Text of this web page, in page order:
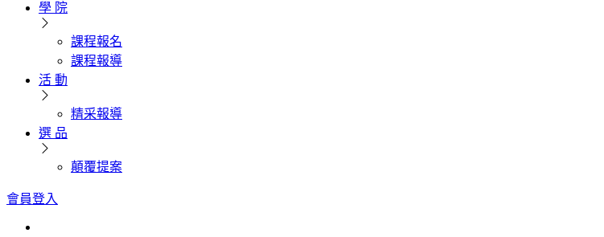
學 院
課程報名
課程報導
活 動
精采報導
選 品
顛覆提案
會員登入